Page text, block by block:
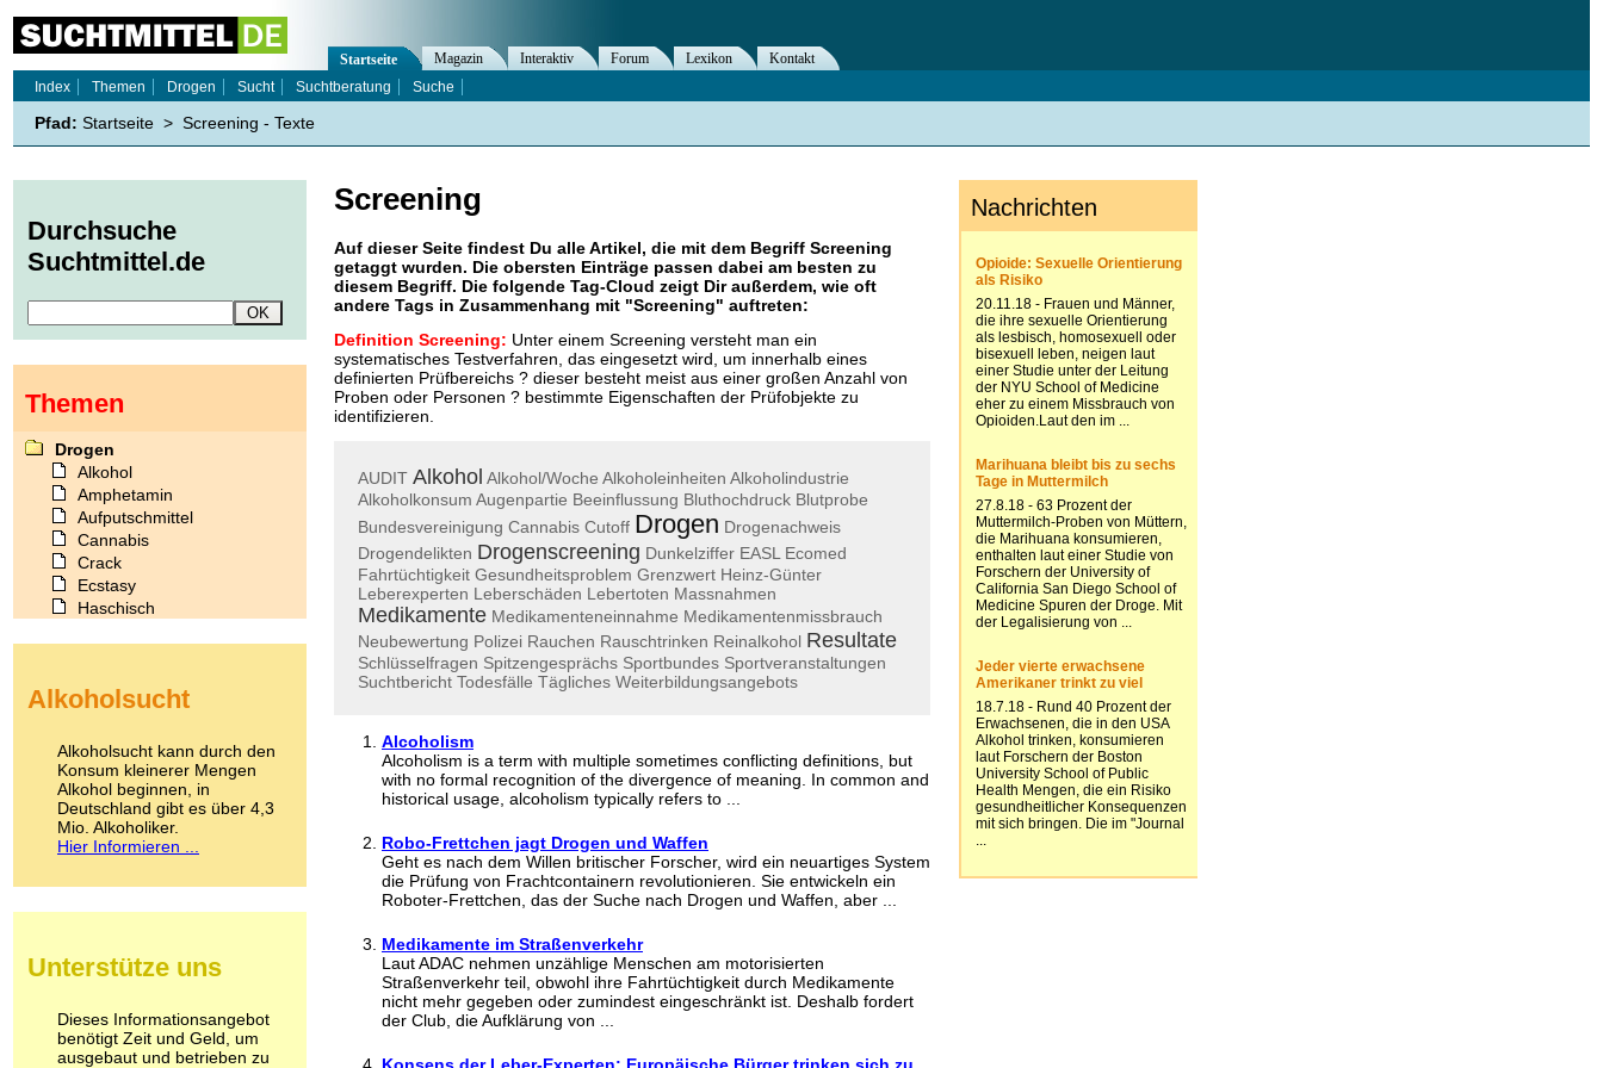
Screening
Auf dieser Seite findest Du alle Artikel, die mit dem Begriff Screening
getaggt wurden. Die obersten Einträge passen dabei am besten zu
diesem Begriff. Die folgende Tag-Cloud zeigt Dir außerdem, wie oft
andere Tags in Zusammenhang mit "Screening" auftreten:
Definition Screening: Unter einem Screening versteht man ein
systematisches Testverfahren, das eingesetzt wird, um innerhalb eines
definierten Prüfbereichs ? dieser besteht meist aus einer großen Anzahl von
Proben oder Personen ? bestimmte Eigenschaften der Prüfobjekte zu
identifizieren.
AUDIT Alkohol Alkohol/Woche Alkoholeinheiten Alkoholindustrie
Alkoholkonsum Augenpartie Beeinflussung Bluthochdruck Blutprobe
Bundesvereinigung Cannabis Cutoff Drogen Drogenachweis
Drogendelikten Drogenscreening Dunkelziffer EASL Ecomed
Fahrtüchtigkeit Gesundheitsproblem Grenzwert Heinz-Günter
Leberexperten Leberschäden Lebertoten Massnahmen
Medikamente Medikamenteneinnahme Medikamentenmissbrauch
Neubewertung Polizei Rauchen Rauschtrinken Reinalkohol Resultate
Schlüsselfragen Spitzengesprächs Sportbundes Sportveranstaltungen
Suchtbericht Todesfälle Tägliches Weiterbildungsangebots
Alcoholism
Alcoholism is a term with multiple sometimes conflicting definitions, but
with no formal recognition of the divergence of meaning. In common and
historical usage, alcoholism typically refers to ...
Robo-Frettchen jagt Drogen und Waffen
Geht es nach dem Willen britischer Forscher, wird ein neuartiges System
die Prüfung von Frachtcontainern revolutionieren. Sie entwickeln ein
Roboter-Frettchen, das der Suche nach Drogen und Waffen, aber ...
Medikamente im Straßenverkehr
Laut ADAC nehmen unzählige Menschen am motorisierten
Straßenverkehr teil, obwohl ihre Fahrtüchtigkeit durch Medikamente
nicht mehr gegeben oder zumindest eingeschränkt ist. Deshalb fordert
der Club, die Aufklärung von ...
Konsens der Leber-Experten: Europäische Bürger trinken sich zu
Startseite Magazin Interaktiv Forum Lexikon
Kontakt
Index
Themen Drogen Sucht Suchtberatung Suche
Pfad: Startseite > Screening - Texte
Durchsuche
Suchtmittel.de
Themen
Drogen
Alkohol
Amphetamin
Aufputschmittel
Cannabis
Crack
Ecstasy
Haschisch
Kokain
LSD
Marihuana
Medikamente
Meskalin
Metamphetamin
Methadon
Pilze
Psychopharmaka
Schlafmittel
Schmerzmittel
Alkoholsucht
Alkoholsucht kann durch den
Konsum kleinerer Mengen
Alkohol beginnen, in
Deutschland gibt es über 4,3
Mio. Alkoholiker.
Hier Informieren ...
Unterstütze uns
Dieses Informationsangebot
benötigt Zeit und Geld, um
ausgebaut und betrieben zu